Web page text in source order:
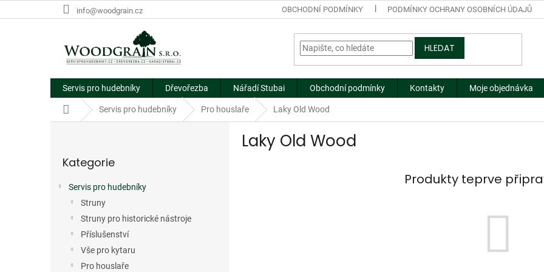
na
info@woodgrain.cz OBCHODNÍ PODMÍNKY PODMÍNKY OCHRANY OSOBNÍCH ÚDAJŮ
HLEDAT
Servis pro hudebníky Dřevořezba Nářadí Stubai Obchodní podmínky Kontakty Moje objednávka
Domů Servis pro hudebníky Pro houslaře Laky Old Wood
kategorie
Kategorie
Servis pro hudebníky
Struny
Struny pro historické nástroje
Příslušenství
Vše pro kytaru
Pro houslaře
Laky Old Wood
Produkty teprve